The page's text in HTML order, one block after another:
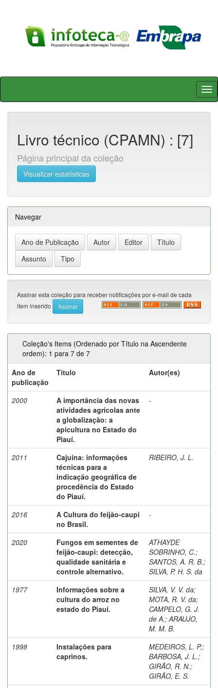
Skip
Livro técnico (CPAMN) : [7]
Página principal da coleção
Visualizar estatísticas
Navegar
Assinar esta coleção para receber notificações por e-mail de cada
item inserido
Coleção's Items (Ordenado por Título na Ascendente
ordem): 1 para 7 de 7
Ano de
publicação
Título Autor(es)
2000
A importância das novas
atividades agrícolas ante
a globalização: a
apicultura no Estado do
Piauí.
-
2011
Cajuína: informações
técnicas para a
indicação geográfica de
procedência do Estado
do Piauí.
RIBEIRO, J. L.
2016
A Cultura do feijão-caupi
no Brasil.
-
2020
Fungos em sementes de
feijão-caupi: detecção,
qualidade sanitária e
controle alternativo.
ATHAYDE
SOBRINHO, C.;
SANTOS, A. R. B.;
SILVA, P. H. S. da
1977
Informações sobre a
cultura do arroz no
estado do Piauí.
SILVA, V. V. da;
MOTA, R. V. da;
CAMPELO, G. J.
de A.; ARAUJO,
M. M. B.
1998
Instalações para
caprinos.
MEDEIROS, L. P.;
BARBOSA, J. L.;
GIRÃO, R. N.;
GIRÃO, E. S.